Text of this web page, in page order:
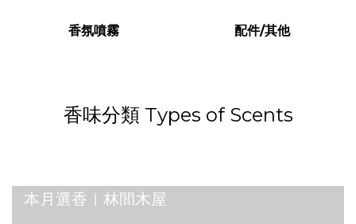
香氛噴霧 配件/其他
香味分類 Types of Scents
本月選香｜林間木屋